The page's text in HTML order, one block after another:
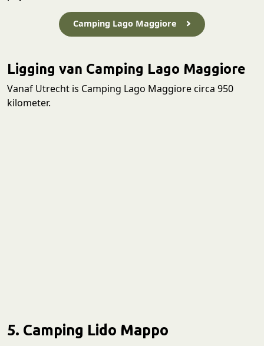
Camping Lago Maggiore
Ligging van Camping Lago Maggiore
Vanaf Utrecht is Camping Lago Maggiore circa 950
kilometer.
5. Camping Lido Mappo